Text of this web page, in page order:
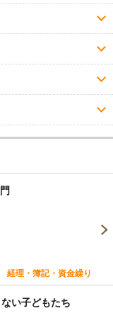
経理・簿記・資金繰り
い子どもたち